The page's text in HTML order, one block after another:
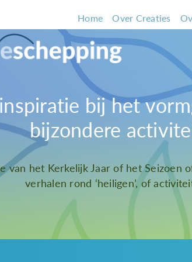
Home Over Creaties
bij het
bijzondere
van het Kerkelijk Jaar of het
verhalen rond ‘heiligen’, of